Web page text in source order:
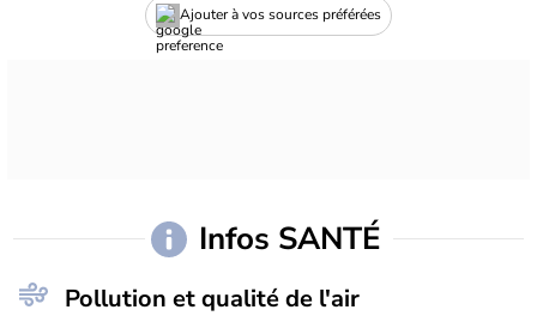
Ajouter à vos sources préférées
Infos SANTÉ
Pollution et qualité de l'air